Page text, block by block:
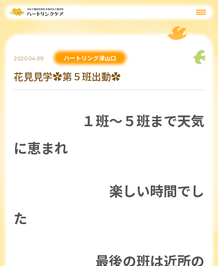
2020.04.09 ハートリンク津山口
花見見学✿第５班出動✿
１班～５班まで天気
に恵まれ
楽しい時間でし
た
最後の班は近所の